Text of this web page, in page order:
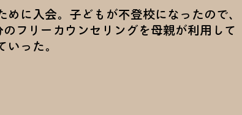
に入会。子どもが不登校になったので、
フリーカウンセリングを母親が利用して
いった。